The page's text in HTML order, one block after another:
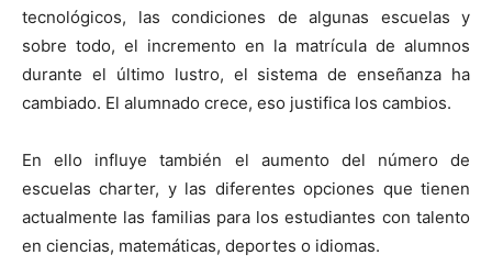
tecnológicos, las condiciones de algunas escuelas y
sobre todo, el incremento en la matrícula de alumnos
durante el último lustro, el sistema de enseñanza ha
cambiado. El alumnado crece, eso justifica los cambios.
En ello influye también el aumento del número de
escuelas charter, y las diferentes opciones que tienen
actualmente las familias para los estudiantes con talento
en ciencias, matemáticas, deportes o idiomas.